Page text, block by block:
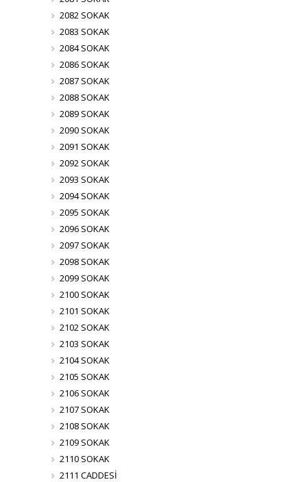
2082 SOKAK
2083 SOKAK
2084 SOKAK
2086 SOKAK
2087 SOKAK
2088 SOKAK
2089 SOKAK
2090 SOKAK
2091 SOKAK
2092 SOKAK
2093 SOKAK
2094 SOKAK
2095 SOKAK
2096 SOKAK
2097 SOKAK
2098 SOKAK
2099 SOKAK
2100 SOKAK
2101 SOKAK
2102 SOKAK
2103 SOKAK
2104 SOKAK
2105 SOKAK
2106 SOKAK
2107 SOKAK
2108 SOKAK
2109 SOKAK
2110 SOKAK
2111 CADDESİ